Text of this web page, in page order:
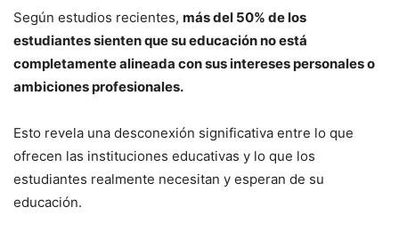
Según estudios recientes, más del 50% de los
estudiantes sienten que su educación no está
completamente alineada con sus intereses personales o
ambiciones profesionales.
Esto revela una desconexión significativa entre lo que
ofrecen las instituciones educativas y lo que los
estudiantes realmente necesitan y esperan de su
educación.